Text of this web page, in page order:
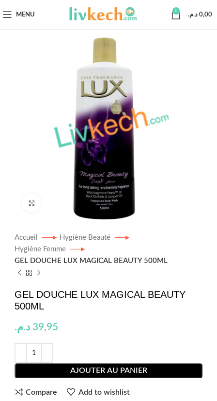
MENU
0
0,00 د.م.
Accueil
Hygiène Beauté
Hygiène Femme
GEL DOUCHE LUX MAGICAL BEAUTY 500ML
GEL DOUCHE LUX MAGICAL BEAUTY
500ML
39,95 د.م.
AJOUTER AU PANIER
Compare Add to wishlist